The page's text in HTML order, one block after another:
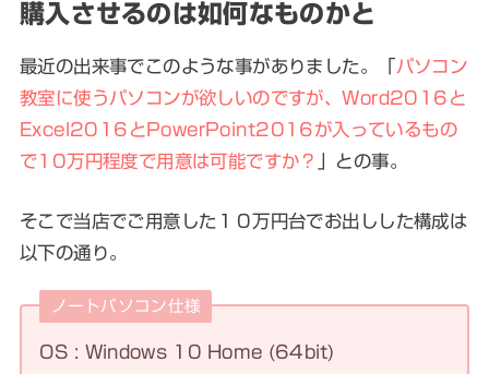
購入させるのは如何なものかと
最近の出来事でこのような事がありました。「パソコン
教室に使うパソコンが欲しいのですが、Word2016と
Excel2016とPowerPoint2016が入っているもの
で10万円程度で用意は可能ですか？
」との事。
そこで当店でご用意した１０万円台でお出しした構成は
以下の通り。
ノートパソコン仕様
OS : Windows 10 Home (64bit)